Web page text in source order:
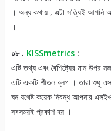
। অন্য কথায় , এটা সত্যিই আপনি
।
০৮ . KISSmetrics:
এটি তথ্য এবং বৈশিষ্ট্যের মান উপর
এটি একটি শীতল ব্লগ ​। তারা শুধু
ঘন যথেষ্ট কয়েক নিবন্ধ আপনার এসইও
সবসময়ই প্রকাশ হয় ।